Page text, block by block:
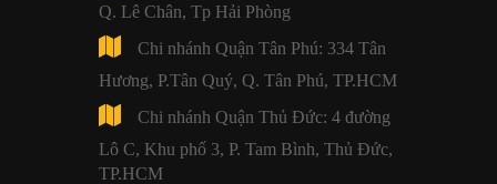
Q. Lê Chân, Tp Hải Phòng
Chi nhánh Quận Tân Phú: 334 Tân
Hương, P.Tân Quý, Q. Tân Phú, TP.HCM
Chi nhánh Quận Thủ Đức: 4 đường
Lô C, Khu phố 3, P. Tam Bình, Thủ Đức,
TP.HCM